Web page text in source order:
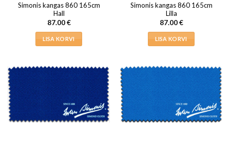
Simonis kangas 860 165cm
Hall
87.00€
LISA KORVI
Simonis kangas 860 165cm
Lilla
87.00€
LISA KORVI